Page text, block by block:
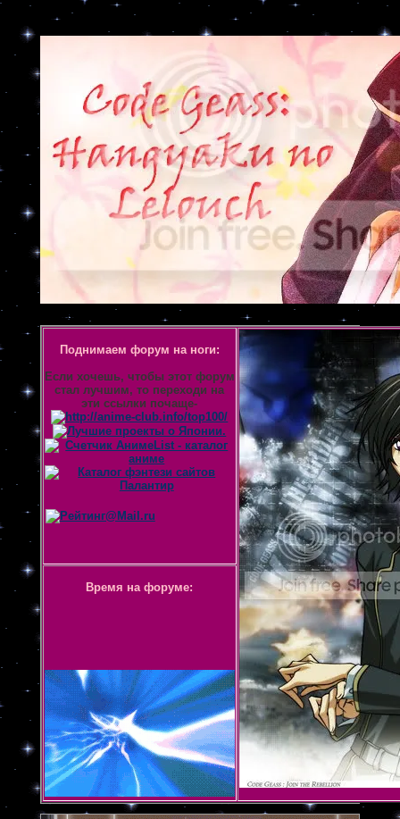
Объявление
Поднимаем форум на ноги:
Если хочешь, чтобы этот форум
стал лучшим, то переходи на
эти ссылки почаще-
Время на форуме: